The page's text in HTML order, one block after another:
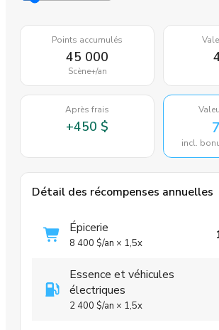
Points accumulés
45 000
Scène+/an
Après frais
+450 $
incl.
Détail des récompenses annuelles
Épicerie
8 400 $/an × 1,5x
Essence et véhicules
électriques
2 400 $/an × 1,5x